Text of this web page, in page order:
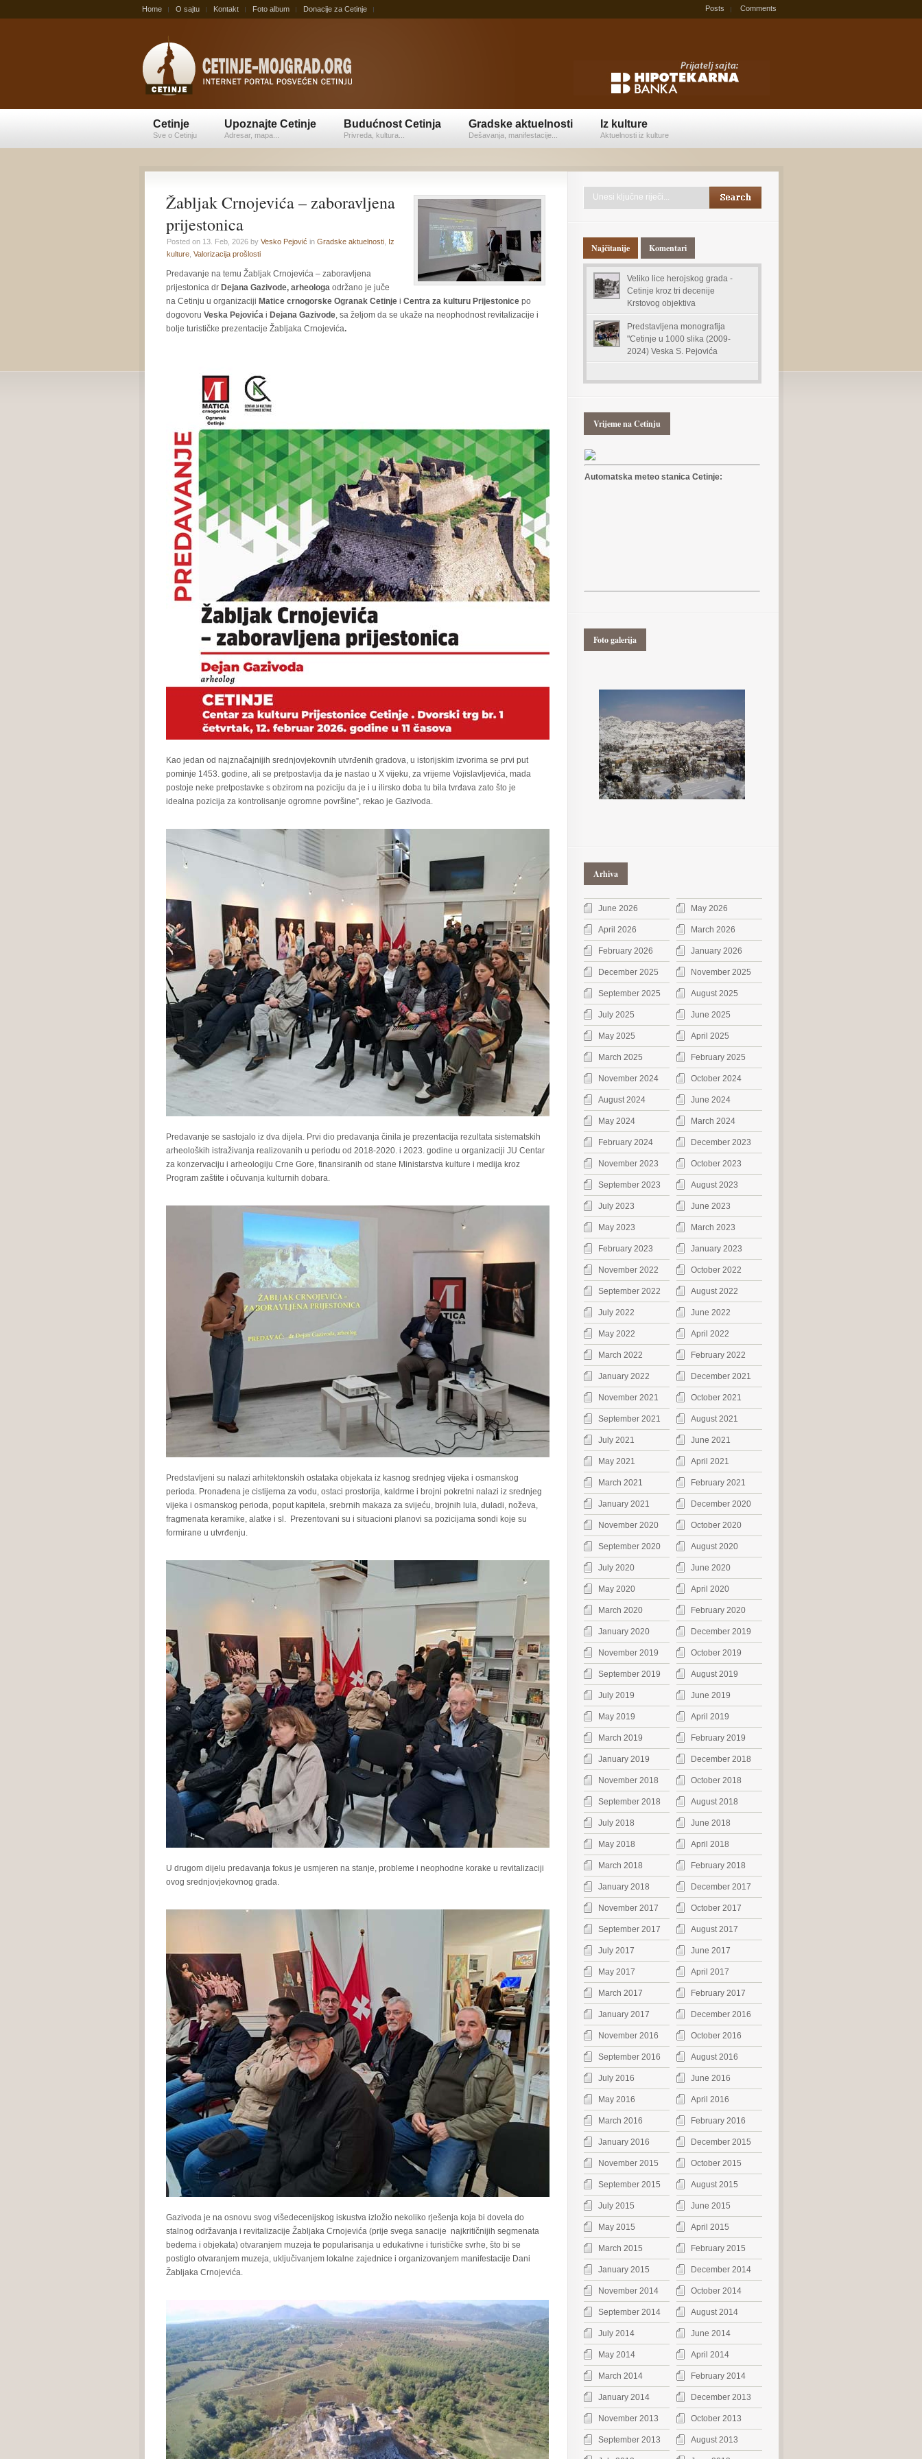
Home O sajtu Kontakt Foto album Donacije za Cetinje Posts Comments
Cetinje
Sve o Cetinju
Upoznajte Cetinje
Adresar, mapa...
Budućnost Cetinja
Privreda, kultura...
Gradske aktuelnosti
Dešavanja, manifestacije...
Iz kulture
Aktuelnosti iz kulture
Žabljak Crnojevića – zaboravljena
prijestonica
Posted on 13. Feb, 2026 by Vesko Pejović in Gradske aktuelnosti, Iz
kulture, Valorizacija prošlosti
Predavanje na temu Žabljak Crnojevića – zaboravljena
prijestonica dr Dejana Gazivode, arheologaodržano je juče
na Cetinju u organizaciji Matice crnogorske Ogranak Cetinje i Centra za kulturu Prijestonicepo
dogovoru Veska Pejovićai Dejana Gazivode, sa željom da se ukaže na neophodnost revitalizacije i
bolje turističke prezentacije Žabljaka Crnojevića.
Kao jedan od najznačajnijih srednjovjekovnih utvrđenih gradova, u istorijskim izvorima se prvi put
pominje 1453. godine, ali se pretpostavlja da je nastao u X vijeku, za vrijeme Vojislavljevića, mada
postoje neke pretpostavke s obzirom na poziciju da je i u ilirsko doba tu bila tvrđava zato što je
idealna pozicija za kontrolisanje ogromne površine”, rekao je Gazivoda.
Predavanje se sastojalo iz dva dijela. Prvi dio predavanja činila je prezentacija rezultata sistematskih
arheoloških istraživanja realizovanih u periodu od 2018-2020. i 2023. godine u organizaciji JU Centar
za konzervaciju i arheologiju Crne Gore, finansiranih od stane Ministarstva kulture i medija kroz
Program zaštite i očuvanja kulturnih dobara.
Predstavljeni su nalazi arhitektonskih ostataka objekata iz kasnog srednjeg vijeka i osmanskog
perioda. Pronađena je cistijerna za vodu, ostaci prostorija, kaldrme i brojni pokretni nalazi iz srednjeg
vijeka i osmanskog perioda, poput kapitela, srebrnih makaza za svijeću, brojnih lula, đuladi, noževa,
fragmenata keramike, alatke i sl. Prezentovani su i situacioni planovi sa pozicijama sondi koje su
formirane u utvrđenju.
U drugom dijelu predavanja fokus je usmjeren na stanje, probleme i neophodne korake u revitalizaciji
ovog srednjovjekovnog grada.
Gazivoda je na osnovu svog višedecenijskog iskustva izložio nekoliko rješenja koja bi dovela do
stalnog održavanja i revitalizacije Žabljaka Crnojevića (prije svega sanacije najkritičnijih segmenata
bedema i objekata) otvaranjem muzeja te popularisanja u edukativne i turističke svrhe, što bi se
postiglo otvaranjem muzeja, uključivanjem lokalne zajednice i organizovanjem manifestacije Dani
Žabljaka Crnojevića.
Najčitanije Komentari
Veliko lice herojskog grada -
Cetinje kroz tri decenije
Krstovog objektiva
Predstavljena monografija
"Cetinje u 1000 slika (2009-
2024) Veska S. Pejovića
Vrijeme na Cetinju
Automatska meteo stanica Cetinje:
Foto galerija
Arhiva
June 2026 May 2026
April 2026 March 2026
February 2026 January 2026
December 2025 November 2025
September 2025 August 2025
July 2025 June 2025
May 2025 April 2025
March 2025 February 2025
November 2024 October 2024
August 2024 June 2024
May 2024 March 2024
February 2024 December 2023
November 2023 October 2023
September 2023 August 2023
July 2023 June 2023
May 2023 March 2023
February 2023 January 2023
November 2022 October 2022
September 2022 August 2022
July 2022 June 2022
May 2022 April 2022
March 2022 February 2022
January 2022 December 2021
November 2021 October 2021
September 2021 August 2021
July 2021 June 2021
May 2021 April 2021
March 2021 February 2021
January 2021 December 2020
November 2020 October 2020
September 2020 August 2020
July 2020 June 2020
May 2020 April 2020
March 2020 February 2020
January 2020 December 2019
November 2019 October 2019
September 2019 August 2019
July 2019 June 2019
May 2019 April 2019
March 2019 February 2019
January 2019 December 2018
November 2018 October 2018
September 2018 August 2018
July 2018 June 2018
May 2018 April 2018
March 2018 February 2018
January 2018 December 2017
November 2017 October 2017
September 2017 August 2017
July 2017 June 2017
May 2017 April 2017
March 2017 February 2017
January 2017 December 2016
November 2016 October 2016
September 2016 August 2016
July 2016 June 2016
May 2016 April 2016
March 2016 February 2016
January 2016 December 2015
November 2015 October 2015
September 2015 August 2015
July 2015 June 2015
May 2015 April 2015
March 2015 February 2015
January 2015 December 2014
November 2014 October 2014
September 2014 August 2014
July 2014 June 2014
May 2014 April 2014
March 2014 February 2014
January 2014 December 2013
November 2013 October 2013
September 2013 August 2013